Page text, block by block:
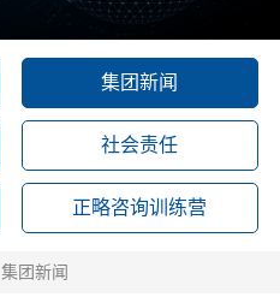
集团新闻
社会责任
正略咨询训练营
集团新闻